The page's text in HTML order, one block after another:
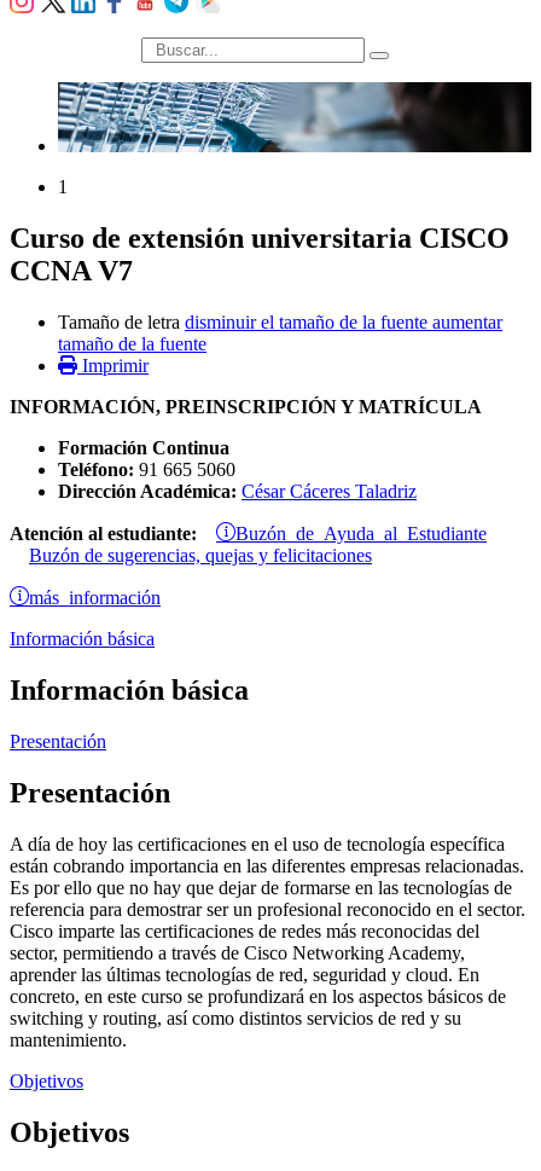
búsqueda
1
Curso de extensión universitaria CISCO
CCNA V7
Tamaño de letra disminuir el tamaño de la fuente aumentar
tamaño de la fuente
Imprimir
INFORMACIÓN, PREINSCRIPCIÓN Y MATRÍCULA
Formación Continua
Teléfono: 91 665 5060
Dirección Académica: César Cáceres Taladriz
Atención al estudiante: Buzón de Ayuda al Estudiante
Buzón de sugerencias, quejas y felicitaciones
más información
Información básica
Información básica
Presentación
Presentación
A día de hoy las certificaciones en el uso de tecnología específica
están cobrando importancia en las diferentes empresas relacionadas.
Es por ello que no hay que dejar de formarse en las tecnologías de
referencia para demostrar ser un profesional reconocido en el sector.
Cisco imparte las certificaciones de redes más reconocidas del
sector, permitiendo a través de Cisco Networking Academy,
aprender las últimas tecnologías de red, seguridad y cloud. En
concreto, en este curso se profundizará en los aspectos básicos de
switching y routing, así como distintos servicios de red y su
mantenimiento.
Objetivos
Objetivos